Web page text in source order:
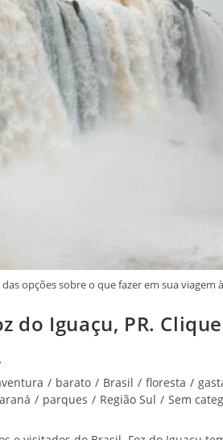
opções sobre o que fazer em sua viagem
do Iguaçu, PR.
/ barato / Brasil / floresta /
/ parques / Região Sul / Sem